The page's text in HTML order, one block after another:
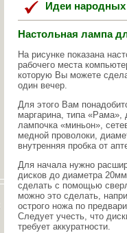
Идеи
Настольная лампа
На рисунке показана
рабочего места
которую Вы можете
один вечер.
Для этого Вам
маргарина, типа «Рама»,
лампочка «миньон»,
медной проволоки,
внутренняя пробка от
Для начала нужно
дисков до диаметра
сделать с помощью
можно это сделать,
острого ножа по
Следует учесть, что
требует аккуратности.